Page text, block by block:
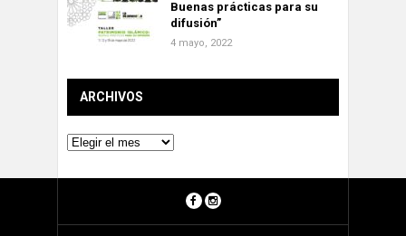
Buenas prácticas para su
difusión”
4 mayo, 2022
ARCHIVOS
Archivos